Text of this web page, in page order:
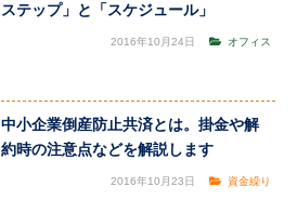
ステップ」と「スケジュール」
2016年10月24日 オフィス
中小企業倒産防止共済とは。掛金や解
約時の注意点などを解説します
2016年10月23日 資金繰り